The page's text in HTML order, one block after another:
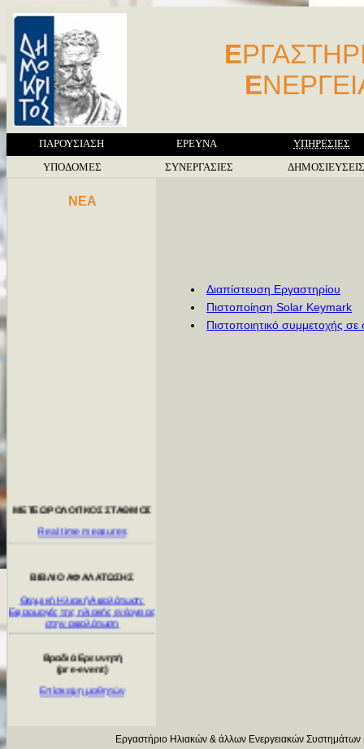
Ε
Ε
ΠΑΡΟΥΣΙΑΣΗ ΕΡΕΥΝΑ
ΥΠΗΡΕΣΙΕΣ
ΥΠΟΔΟΜΕΣ
ΣΥΝΕΡΓΑΣΙΕΣ ΔΗΜΟΣΙΕΥΣΕΙΣ
NEA
Θερμική Ηλιακή Αφαλάτωση:
Εφαρμογές της ηλιακής ενέργειας
Βραδιά Ερευνητή
(pre-event)
Επίσκεψη μαθητών
Διαπίστευση Εργαστηρίου
Πιστοποίηση Solar Keymark
Πιστοποιητικό συμμετοχής
Εργαστήριο Ηλιακών & άλλων Ενεργειακών